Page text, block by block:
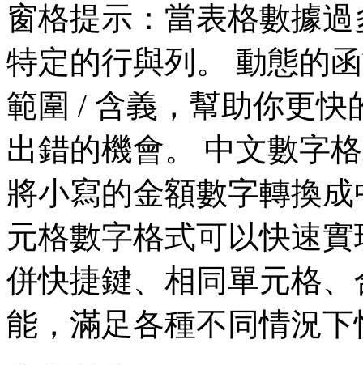
窗格提示：當表格數據
特定的行與列。 動態的
範圍 / 含義，幫助你更
出錯的機會。 中文數字
將小寫的金額數字轉換
元格數字格式可以快速
併快捷鍵、相同單元格
能，滿足各種不同情況